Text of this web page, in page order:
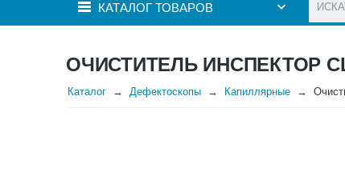
КАТАЛОГ ТОВАРОВ
ОЧИСТИТЕЛЬ ИНСПЕКТОР
Каталог Дефектоскопы Капиллярные